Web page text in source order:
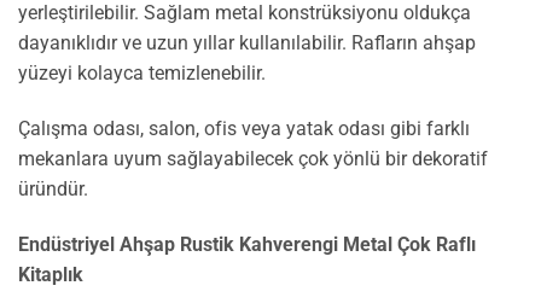
yerleştirilebilir. Sağlam metal konstrüksiyonu oldukça
dayanıklıdır ve uzun yıllar kullanılabilir. Rafların ahşap
yüzeyi kolayca temizlenebilir.
Çalışma odası, salon, ofis veya yatak odası gibi farklı
mekanlara uyum sağlayabilecek çok yönlü bir dekoratif
üründür.
Endüstriyel Ahşap Rustik Kahverengi Metal Çok Raflı
Kitaplık